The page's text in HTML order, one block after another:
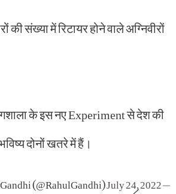
संख्या में रिटायर होने वाले अग्निवीरों
के इस नए Experiment से देश की
दोनों खतरे में हैं।
— Rahul Gandhi (@RahulGandhi)
July 24, 2022